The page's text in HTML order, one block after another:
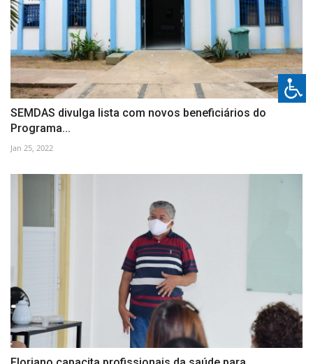
SEMDAS divulga lista com novos beneficiários do
Programa...
Jan 25, 2022